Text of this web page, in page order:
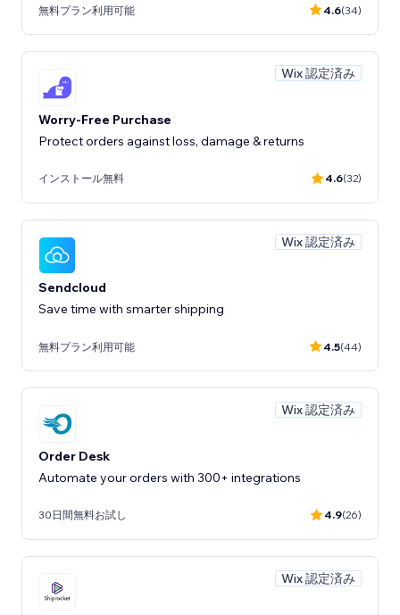
無料プラン利用可能 4.6(34)
Wix 認定済み
Worry-Free Purchase
Protect orders against loss, damage & returns
インストール無料 4.6(32)
Wix 認定済み
Sendcloud
Save time with smarter shipping
無料プラン利用可能 4.5(44)
Wix 認定済み
Order Desk
Automate your orders with 300+ integrations
30日間無料お試し 4.9(26)
Wix 認定済み